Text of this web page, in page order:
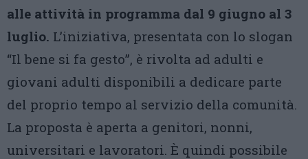
alle attività in programma dal 9 giugno al 3
luglio. L’iniziativa, presentata con lo slogan
“Il bene si fa gesto”, è rivolta ad adulti e
giovani adulti disponibili a dedicare parte
del proprio tempo al servizio della comunità.
La proposta è aperta a genitori, nonni,
universitari e lavoratori. È quindi possibile